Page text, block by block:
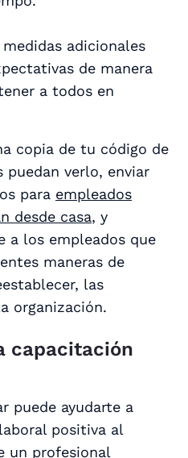
adicionales
de manera
a todos en
copia de tu código de
verlo, enviar
para empleados
desde casa, y
a los empleados que
maneras de
las
organización.
capacitación
puede ayudarte a
positiva al
un profesional